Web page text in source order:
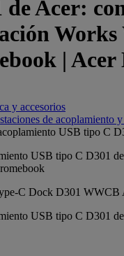
de Acer:
| Acer
y accesorios
de acoplamiento
USB tipo C
USB tipo C D301
USB tipo C D301